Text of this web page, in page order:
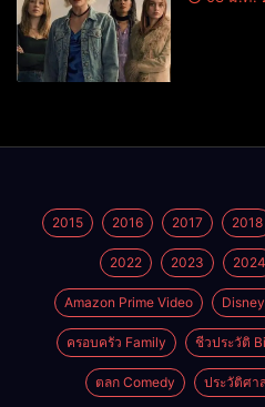
2015 2016 2017 2018
2022 2023 2024
Amazon Prime Video
ครอบครัว Family ชีวประวัติ
ตลก Comedy ประวัติศา